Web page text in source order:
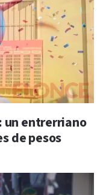
un entrerriano
de pesos